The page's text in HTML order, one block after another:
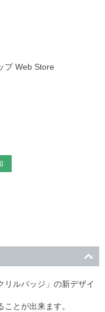
プ Web Store
リルバッジ」の新デザイ
とが出来ます。